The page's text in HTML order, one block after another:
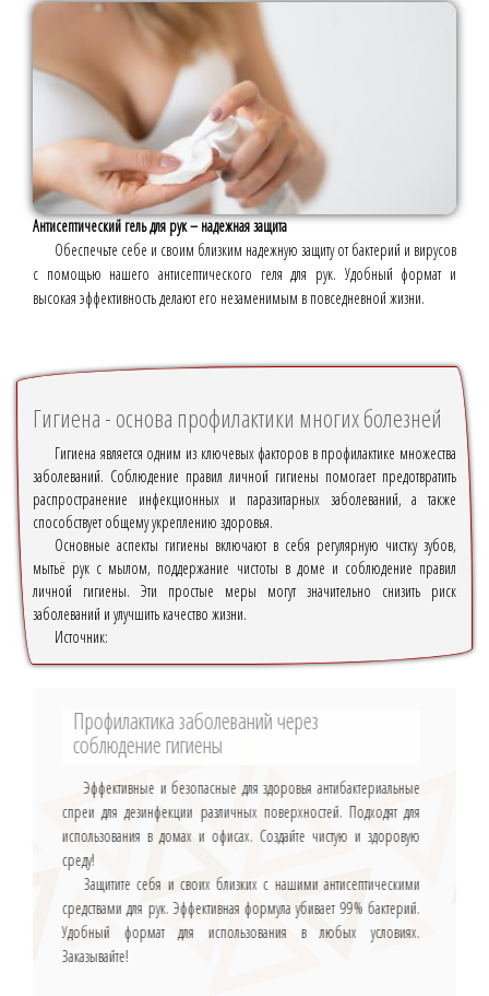
Антисептический гель для рук – надежная защита
Обеспечьте себе и своим близким надежную защиту от бактерий и вирусов
с помощью нашего антисептического геля для рук. Удобный формат и
высокая эффективность делают его незаменимым в повседневной жизни.
Гигиена - основа профилактики многих болезней
Гигиена является одним из ключевых факторов в профилактике множества
заболеваний. Соблюдение правил личной гигиены помогает предотвратить
распространение инфекционных и паразитарных заболеваний, а также
способствует общему укреплению здоровья.
Основные аспекты гигиены включают в себя регулярную чистку зубов,
мытьё рук с мылом, поддержание чистоты в доме и соблюдение правил
личной гигиены. Эти простые меры могут значительно снизить риск
заболеваний и улучшить качество жизни.
Источник:
Профилактика заболеваний через
соблюдение гигиены
Эффективные и безопасные для здоровья антибактериальные
спреи для дезинфекции различных поверхностей. Подходят для
использования в домах и офисах. Создайте чистую и здоровую
среду!
Защитите себя и своих близких с нашими антисептическими
средствами для рук. Эффективная формула убивает 99% бактерий.
Удобный формат для использования в любых условиях.
Заказывайте!